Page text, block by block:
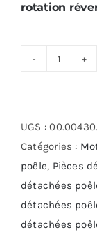
rotation
1.5
tr/mm
UGS :
Catégories :
poêle, Pièces
détachées
détachées
détachées